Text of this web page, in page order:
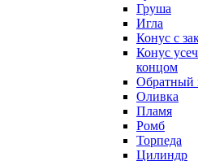
Груша
Игла
Конус c
Конус
концом
Обратный
Оливка
Пламя
Ромб
Торпеда
Цилиндр